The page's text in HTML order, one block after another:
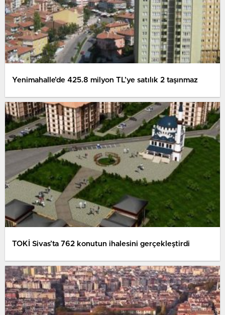
Yenimahalle’de 425.8 milyon TL’ye satılık 2 taşınmaz
TOKİ Sivas’ta 762 konutun ihalesini gerçekleştirdi